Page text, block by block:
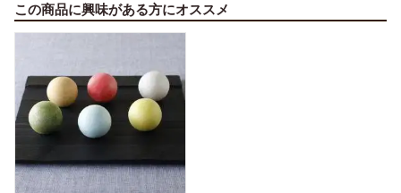
この商品に興味がある方にオススメ